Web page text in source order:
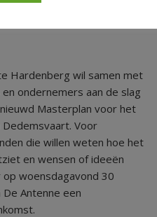
Hardenberg wil samen met
ondernemers aan de slag
Masterplan voor het
Dedemsvaart. Voor
die willen weten hoe het
en wensen of ideeën
op woensdagavond 30
Antenne een